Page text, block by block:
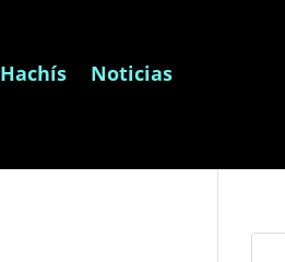
Hachís Noticias